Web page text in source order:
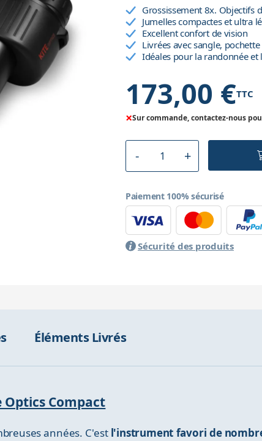
Grossissement 8x. Objectifs
Jumelles compactes et ultra
Excellent confort de vision
Livrées avec sangle,
Idéales pour la randonnée
173,00 €TTC
×Sur commande, contactez-nous
Paiement 100% sécurisé
Sécurité des produits
Éléments Livrés
Compact
années. C'est l'instrument favori de